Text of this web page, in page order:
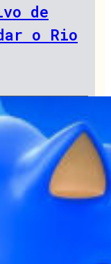
de
o Rio